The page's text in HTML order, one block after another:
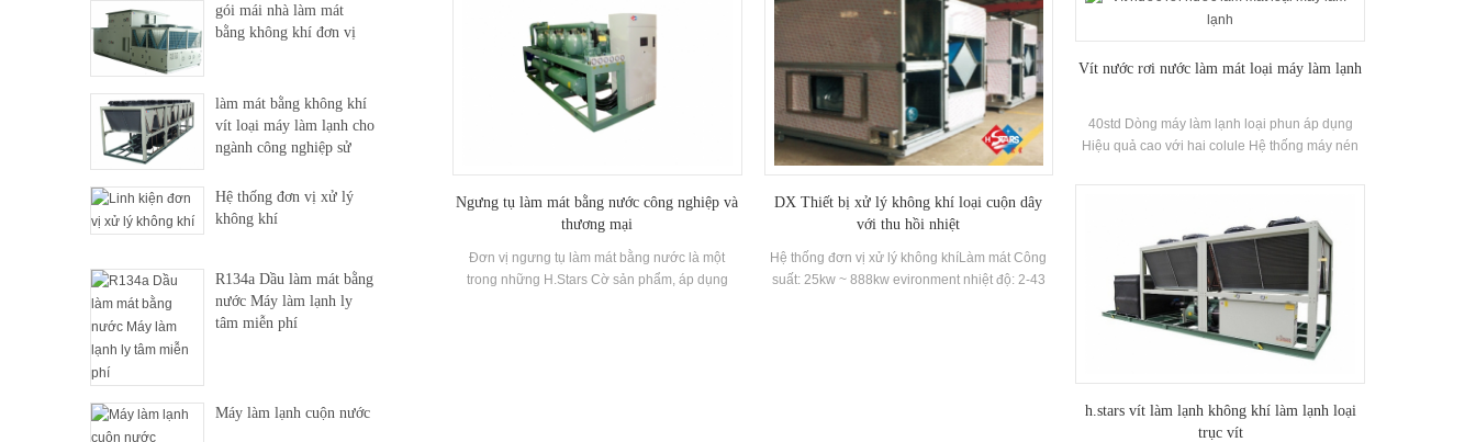
nhau.
lạnh và nhiệt độ thấp đặc biệt yêu cầu.
Ngưng tụ làm mát bằng nước công nghiệp và
thương mại
Đơn vị ngưng tụ làm mát bằng nước là một
trong những H.Stars Cờ sản phẩm, áp dụng
DX Thiết bị xử lý không khí loại cuộn dây
với thu hồi nhiệt
Hệ thống đơn vị xử lý không khíLàm mát Công
suất: 25kw ~ 888kw evironment nhiệt độ: 2-43
Vít nước rơi nước làm mát loại máy làm lạnh
40std Dòng máy làm lạnh loại phun áp dụng
Hiệu quả cao với hai colule Hệ thống máy nén
quả cao Thiết bị bay hơi màng rơi, R22, R134a
hình dựa trên Khách hàng nhu cầu. Đơn vị có
39 tiêu chuẩn Thông số kỹ thuật.
h.stars vít làm lạnh không khí làm lạnh loại
trục vít
gói mái nhà làm mát
bằng không khí đơn vị
làm mát bằng không khí
vít loại máy làm lạnh cho
ngành công nghiệp sử
Hệ thống đơn vị xử lý
không khí
R134a Dầu làm mát bằng
nước Máy làm lạnh ly
tâm miễn phí
Máy làm lạnh cuộn nước